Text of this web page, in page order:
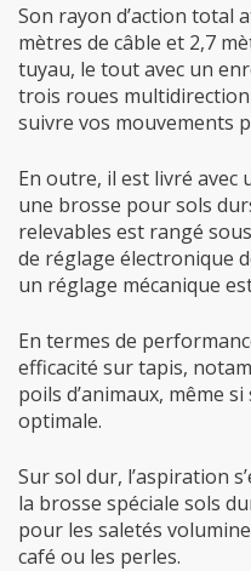
Son rayon d’action total
mètres de câble et 2,7
tuyau, le tout avec un
trois roues
suivre vos mouvements
En outre, il est livré avec
une brosse pour sols
relevables est rangé
de réglage électronique
un réglage mécanique
En termes de
efficacité sur tapis,
poils d’animaux, même
optimale.
Sur sol dur, l’aspiration
la brosse spéciale sols
pour les saletés
café ou les perles.